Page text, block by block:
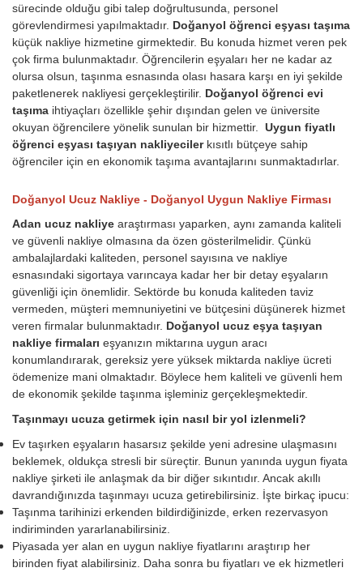
sürecinde olduğu gibi talep doğrultusunda, personel
görevlendirmesi yapılmaktadır. Doğanyol öğrenci eşyası taşıma
küçük nakliye hizmetine girmektedir. Bu konuda hizmet veren pek
çok firma bulunmaktadır. Öğrencilerin eşyaları her ne kadar az
olursa olsun, taşınma esnasında olası hasara karşı en iyi şekilde
paketlenerek nakliyesi gerçekleştirilir. Doğanyol öğrenci evi
taşıma ihtiyaçları özellikle şehir dışından gelen ve üniversite
okuyan öğrencilere yönelik sunulan bir hizmettir. Uygun fiyatlı
öğrenci eşyası taşıyan nakliyeciler kısıtlı bütçeye sahip
öğrenciler için en ekonomik taşıma avantajlarını sunmaktadırlar.
Doğanyol Ucuz Nakliye - Doğanyol Uygun Nakliye Firması
Adan ucuz nakliye araştırması yaparken, aynı zamanda kaliteli
ve güvenli nakliye olmasına da özen gösterilmelidir. Çünkü
ambalajlardaki kaliteden, personel sayısına ve nakliye
esnasındaki sigortaya varıncaya kadar her bir detay eşyaların
güvenliği için önemlidir. Sektörde bu konuda kaliteden taviz
vermeden, müşteri memnuniyetini ve bütçesini düşünerek hizmet
veren firmalar bulunmaktadır. Doğanyol ucuz eşya taşıyan
nakliye firmaları eşyanızın miktarına uygun aracı
konumlandırarak, gereksiz yere yüksek miktarda nakliye ücreti
ödemenize mani olmaktadır. Böylece hem kaliteli ve güvenli hem
de ekonomik şekilde taşınma işleminiz gerçekleşmektedir.
Taşınmayı ucuza getirmek için nasıl bir yol izlenmeli?
Ev taşırken eşyaların hasarsız şekilde yeni adresine ulaşmasını
beklemek, oldukça stresli bir süreçtir. Bunun yanında uygun fiyata
nakliye şirketi ile anlaşmak da bir diğer sıkıntıdır. Ancak akıllı
davrandığınızda taşınmayı ucuza getirebilirsiniz. İşte birkaç ipucu:
Taşınma tarihinizi erkenden bildirdiğinizde, erken rezervasyon
indiriminden yararlanabilirsiniz.
Piyasada yer alan en uygun nakliye fiyatlarını araştırıp her
birinden fiyat alabilirsiniz. Daha sonra bu fiyatları ve ek hizmetleri